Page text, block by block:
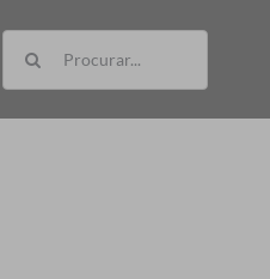
Buscar
resultados
para: